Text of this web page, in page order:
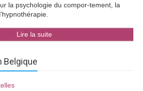
la psychologie du compor-tement, la
Lire la suite
Belgique